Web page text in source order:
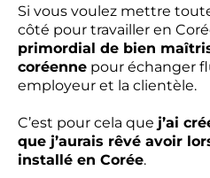
Si vous voulez mettre
côté pour travailler en
primordial de bien
coréenne pour échanger
employeur et la clientèle.
C’est pour cela que j’ai
que j’aurais rêvé avoir
installé en Corée.